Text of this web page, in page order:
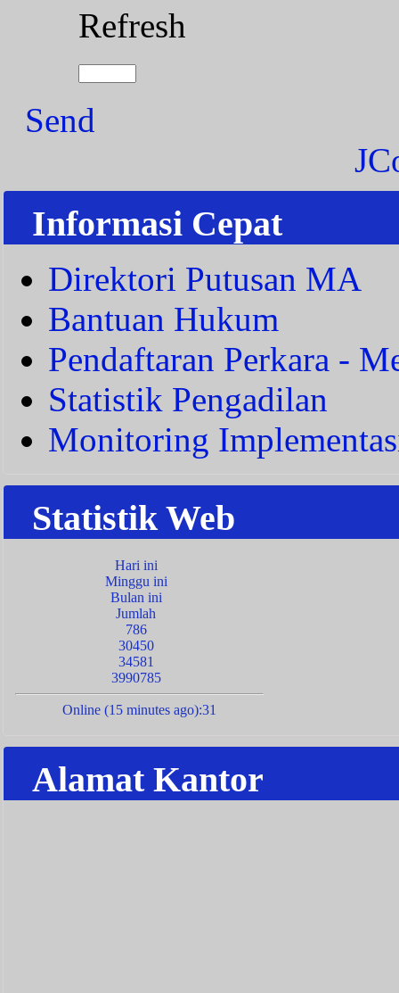
Refresh
Send
Informasi Cepat
Direktori Putusan MA
Bantuan Hukum
Pendaftaran Perkara -
Statistik Pengadilan
Monitoring
Statistik Web
Hari ini
Minggu ini
Bulan ini
Jumlah
786
30450
34581
3990785
Online (15 minutes ago):31
Alamat Kantor